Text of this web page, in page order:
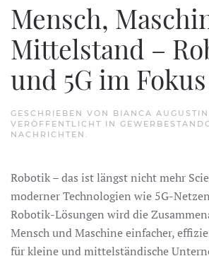
Mensch,
Mittelstand –
und 5G im Fokus
GESCHRIEBEN VON BIANCA AUGUSTIN
VERÖFFENTLICHT IN
NACHRICHTEN .
Robotik – das ist längst nicht mehr
moderner Technologien wie 5G-
Robotik-Lösungen wird die
Mensch und Maschine einfacher,
für kleine und mittelständische